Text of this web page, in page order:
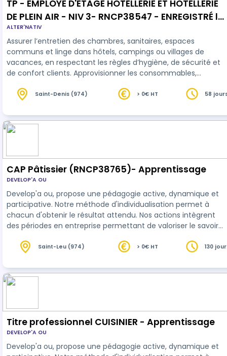
TP - EMPLOYE D'ETAGE HOTELLERIE ET HOTELLERIE
DE PLEIN AIR - NIV 3- RNCP38547 - ENREGISTRÉ le
25/05/2024 validité jusqu'au 25/05/2029-
Certificateur Ministère du travail
ALTER'NATIV
Assurer l’entretien des chambres, sanitaires, espaces
communs et linge dans hôtels, campings ou villages de
vacances, en respectant les règles d’hygiène, de sécurité et
de confort clients. Approvisionner les consommables,
fidélisation de la clientèle par la qualité du service et le soin
sur la Fiche RNCP sur FRANCE COMPETENCE
https://www.francecompetences.fr/recherche/rncp/38547/
Saint-Denis (974) > 0€ HT
58
CAP Pâtissier (RNCP38765)- Apprentissage
DEVELOP'A OU
Develop'a ou, propose une pédagogie active, dynamique et
participative. Notre méthode d'individualisation permet à
chacun d'obtenir le résultat attendu. Nos actions intègrent
des périodes en entreprise permettant de valoriser le savoir
Saint-Leu (974) > 0€ HT
130
Titre professionnel CUISINIER - Apprentissage
DEVELOP'A OU
Develop'a ou, propose une pédagogie active, dynamique et